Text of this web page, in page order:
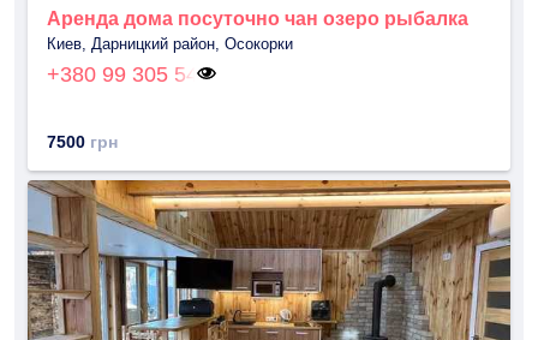
Аренда дома посуточно чан озеро рыбалка
Киев, Дарницкий район, Осокорки
+380 99 305 54
7500 грн